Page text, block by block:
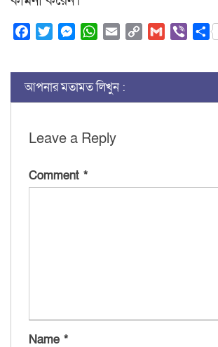
FacebookTwitterMessenger
WhatsApp
Email Copy
Gmail Viber
আপনার মতামত লিখুন :
Leave a Reply
Comment *
Name *